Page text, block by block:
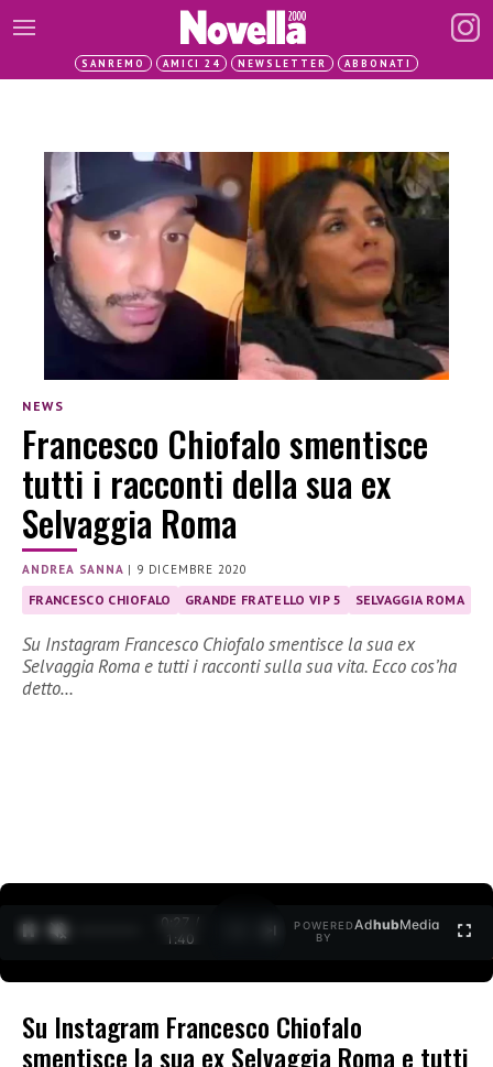
SANREMO AMICI 24 NEWSLETTER ABBONATI
NEWS
Francesco Chiofalo smentisce
tutti i racconti della sua ex
Selvaggia Roma
ANDREA SANNA | 9 DICEMBRE 2020
FRANCESCO CHIOFALO GRANDE FRATELLO VIP 5 SELVAGGIA ROMA
Su Instagram Francesco Chiofalo smentisce la sua ex
Selvaggia Roma e tutti i racconti sulla sua vita. Ecco cos’ha
detto…
0:27 /
1:40
POWERED
BY
AdhubMedia
Su Instagram Francesco Chiofalo
smentisce la sua ex Selvaggia Roma e tutti